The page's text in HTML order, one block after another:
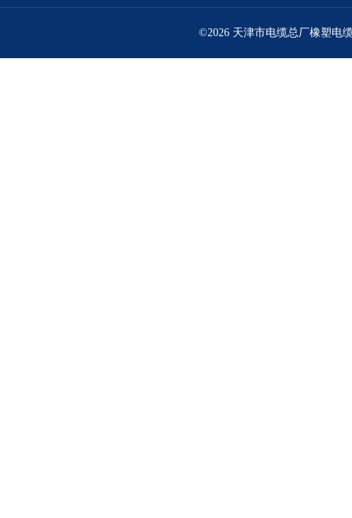
©2026 天津市电缆总厂橡塑电